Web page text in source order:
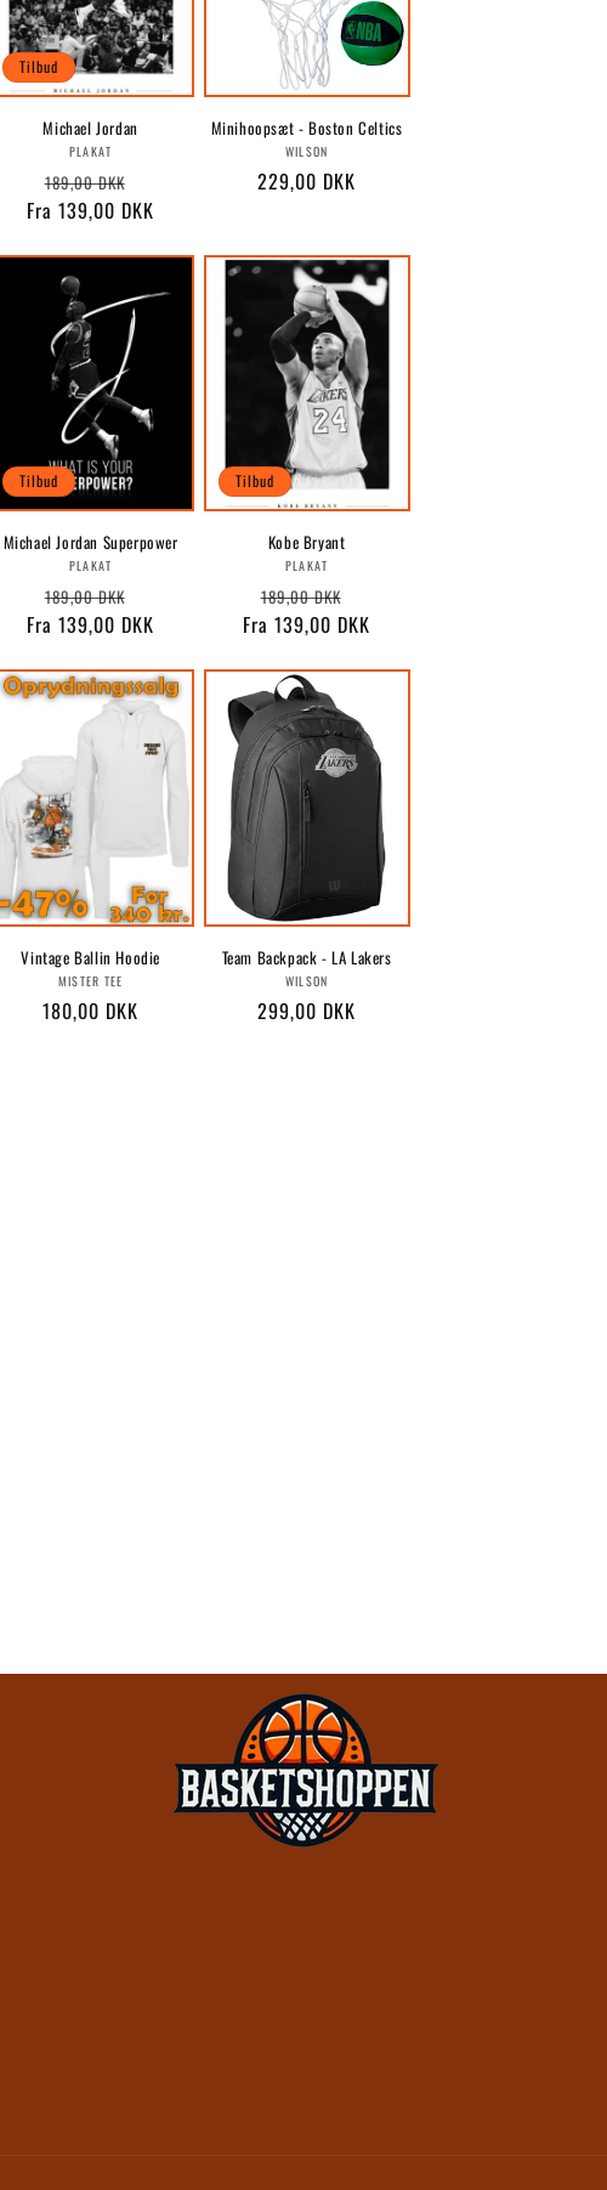
Tilbud
Michael Jordan
Forhandler:
PLAKAT
Normalpris
189,00 DKK
Fra 139,00 DKK
Minihoopsæt - Boston Celtics
Forhandler:
WILSON
Normalpris
229,00 DKK
Tilbud
Michael Jordan Superpower
Forhandler:
PLAKAT
Normalpris
189,00 DKK
Fra 139,00 DKK
Tilbud
Kobe Bryant
Forhandler:
PLAKAT
Normalpris
189,00 DKK
Fra 139,00 DKK
Vintage Ballin Hoodie
Forhandler:
MISTER TEE
Normalpris
180,00 DKK
Team Backpack - LA Lakers
Forhandler:
WILSON
Normalpris
299,00 DKK